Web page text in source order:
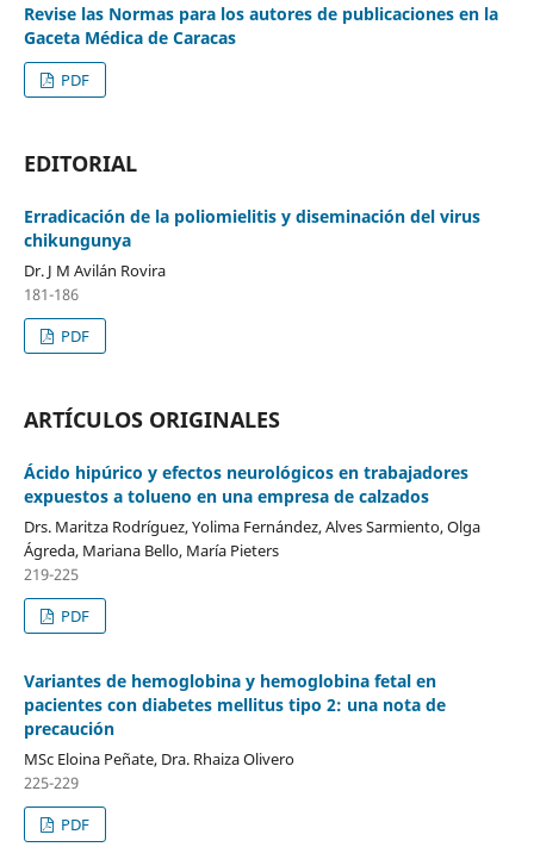
Revise las Normas para los autores de publicaciones en la
Gaceta Médica de Caracas
PDF
EDITORIAL
Erradicación de la poliomielitis y diseminación del virus
chikungunya
Dr. J M Avilán Rovira
181-186
PDF
ARTÍCULOS ORIGINALES
Ácido hipúrico y efectos neurológicos en trabajadores
expuestos a tolueno en una empresa de calzados
Drs. Maritza Rodríguez, Yolima Fernández, Alves Sarmiento, Olga
Ágreda, Mariana Bello, María Pieters
219-225
PDF
Variantes de hemoglobina y hemoglobina fetal en
pacientes con diabetes mellitus tipo 2: una nota de
precaución
MSc Eloina Peñate, Dra. Rhaiza Olivero
225-229
PDF